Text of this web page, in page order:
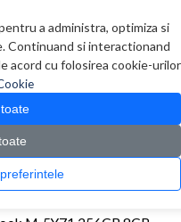
a administra, optimiza si
Continuand si interactionand
acord cu folosirea cookie-urilor
Administreaza preferintele
0 produs(e)
> Lenovo IdeaPad Yoga 3 Pro Ultrabook